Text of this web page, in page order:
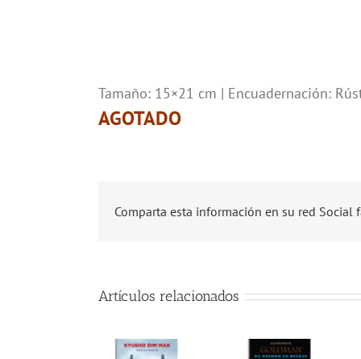
Tamaño: 15×21 cm | Encuadernación:
AGOTADO
Comparta esta información en su red Social
Artículos relacionados